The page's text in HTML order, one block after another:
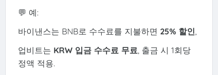
💬 예:
바이낸스는 BNB로 수수료를 지불하면 25% 할인
업비트는 KRW 입금 수수료 무료, 출금 시 1회당
정액 적용.